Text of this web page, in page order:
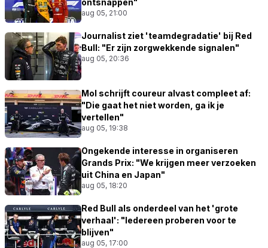
aug 05, 21:00
Journalist ziet 'teamdegradatie' bij Red
Bull: "Er zijn zorgwekkende signalen"
aug 05, 20:36
Mol schrijft coureur alvast compleet af:
"Die gaat het niet worden, ga ik je
vertellen"
aug 05, 19:38
Ongekende interesse in organiseren
Grands Prix: "We krijgen meer verzoeken
uit China en Japan"
aug 05, 18:20
Red Bull als onderdeel van het 'grote
verhaal': "Iedereen proberen voor te
blijven"
aug 05, 17:00